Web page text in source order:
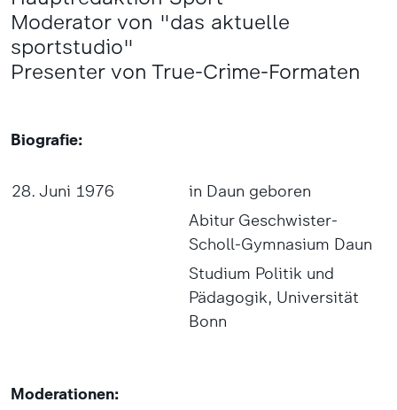
Moderator von "das aktuelle
sportstudio"
Presenter von True-Crime-Formaten
Biografie:
28. Juni 1976
in Daun geboren
Abitur Geschwister-
Scholl-Gymnasium Daun
Studium Politik und
Pädagogik, Universität
Bonn
Moderationen: